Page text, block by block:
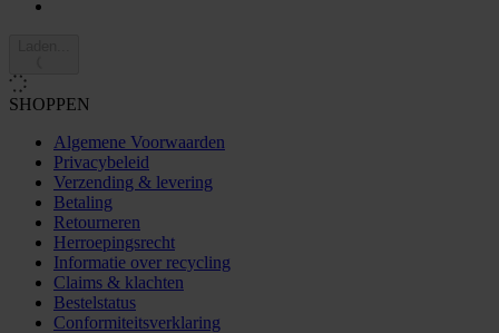
SHOPPEN
Algemene Voorwaarden
Privacybeleid
Verzending & levering
Betaling
Retourneren
Herroepingsrecht
Informatie over recycling
Claims & klachten
Bestelstatus
Conformiteitsverklaring